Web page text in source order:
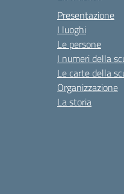
Presentazione
I luoghi
Le persone
I numeri della
Le carte della
Organizzazione
La storia